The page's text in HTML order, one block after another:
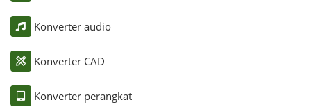
Konverter audio
Konverter CAD
Konverter perangkat